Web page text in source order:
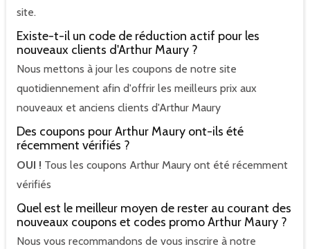
site.
Existe-t-il un code de réduction actif pour les
nouveaux clients d'Arthur Maury ?
Nous mettons à jour les coupons de notre site
quotidiennement afin d'offrir les meilleurs prix aux
nouveaux et anciens clients d'Arthur Maury
Des coupons pour Arthur Maury ont-ils été
récemment vérifiés ?
OUI ! Tous les coupons Arthur Maury ont été récemment
vérifiés
Quel est le meilleur moyen de rester au courant des
nouveaux coupons et codes promo Arthur Maury ?
Nous vous recommandons de vous inscrire à notre